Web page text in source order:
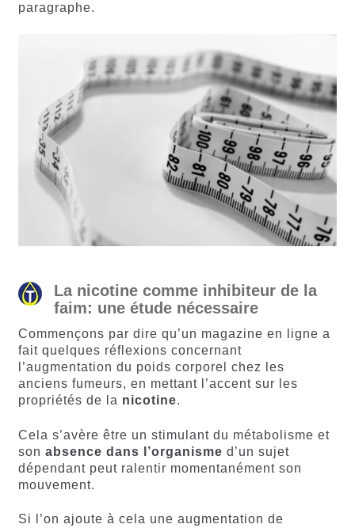
paragraphe.
La nicotine comme inhibiteur de la
faim: une étude nécessaire
Commençons par dire qu’un magazine en ligne a
fait quelques réflexions concernant
l’augmentation du poids corporel chez les
anciens fumeurs, en mettant l’accent sur les
propriétés de la nicotine.
Cela s’avère être un stimulant du métabolisme et
son absence dans l’organisme d’un sujet
dépendant peut ralentir momentanément son
mouvement.
Si l’on ajoute à cela une augmentation de